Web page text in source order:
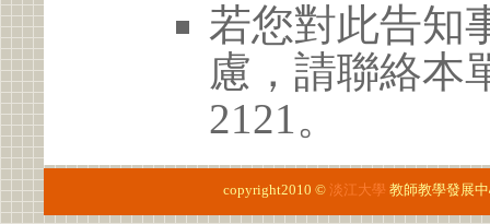
若您對此告知
慮，請聯絡本
2121。
copyright2010 © 淡江大學 教師教學發展